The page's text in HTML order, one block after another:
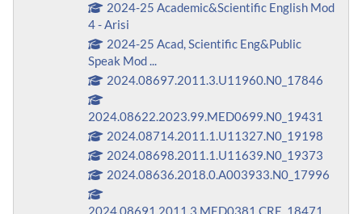
2024-25 Academic&Scientific English Mod
4 - Arisi
2024-25 Acad, Scientific Eng&Public
Speak Mod ...
2024.08697.2011.3.U11960.N0_17846
2024.08622.2023.99.MED0699.N0_19431
2024.08714.2011.1.U11327.N0_19198
2024.08698.2011.1.U11639.N0_19373
2024.08636.2018.0.A003933.N0_17996
2024.08691.2011.3.MED0381.CRE_18471